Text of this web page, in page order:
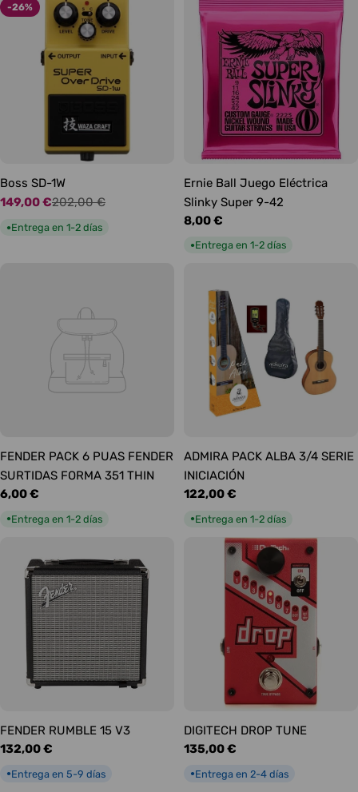
-26%
Boss SD-1W
Precio
de
149,00 €
Precio
habitual
202,00 €
●Entrega en 1-2 días
Ernie Ball Juego Eléctrica
Slinky Super 9-42
Precio
habitual
8,00 €
●Entrega en 1-2 días
FENDER PACK 6 PUAS FENDER
SURTIDAS FORMA 351 THIN
Precio
6,00 €
●Entrega en 1-2 días
ADMIRA PACK ALBA 3/4 SERIE
INICIACIÓN
Precio
122,00 €
●Entrega en 1-2 días
FENDER RUMBLE 15 V3
Precio
132,00 €
●Entrega en 5-9 días
DIGITECH DROP TUNE
Precio
135,00 €
●Entrega en 2-4 días